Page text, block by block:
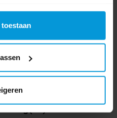
Engel
, 290099 (1)